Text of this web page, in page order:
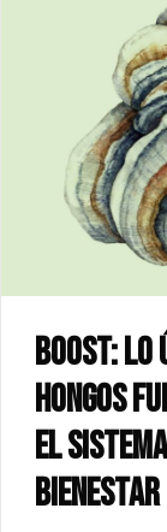
BOOST:
hongos
el